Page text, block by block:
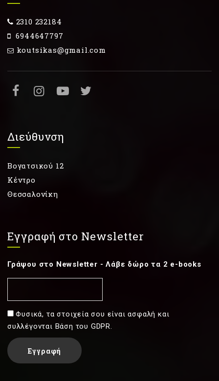
2310 232184
6944647797
koutsikas@gmail.com
Διεύθυνση
Βογατσικού 12
Κέντρο
Θεσσαλονίκη
Εγγραφή στο Newsletter
Γράψου στο Newsletter - Λάβε δώρο τα 2 e-books
Φυσικά, τα στοιχεία σου είναι ασφαλή και
συλλέγονται Βάση του GDPR.